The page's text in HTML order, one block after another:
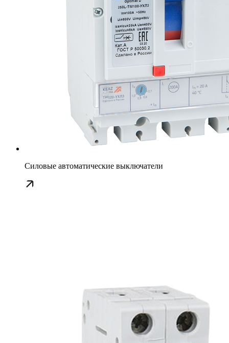
Силовые автоматические выключатели